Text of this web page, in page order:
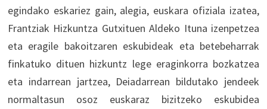
egindako eskariez gain, alegia, euskara ofiziala izatea,
Frantziak Hizkuntza Gutxituen Aldeko Ituna izenpetzea
eta eragile bakoitzaren eskubideak eta betebeharrak
finkatuko dituen hizkuntz lege eraginkorra bozkatzea
eta indarrean jartzea, Deiadarrean bildutako jendeek
normaltasun osoz euskaraz bizitzeko eskubidea